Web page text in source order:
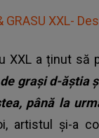
GRASU XXL-
XXL a ținut să
grași d-ăștia
până la
artistul și-a